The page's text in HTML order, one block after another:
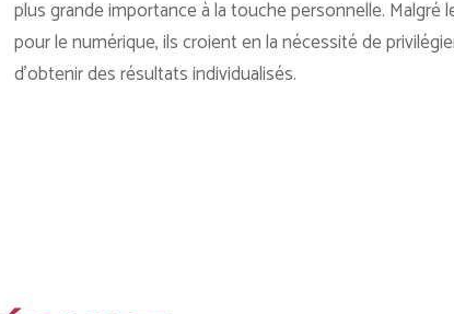
plus grande importance à la touche personnelle. Malgré
pour le numérique, ils croient en la nécessité de
d’obtenir des résultats individualisés.